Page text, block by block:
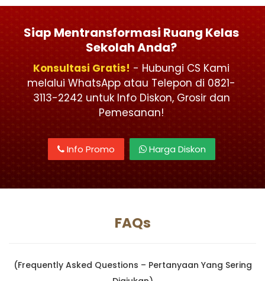
Siap Mentransformasi Ruang Kelas
Sekolah Anda?
Konsultasi Gratis! - Hubungi CS Kami
melalui WhatsApp atau Telepon di 0821-
3113-2242 untuk Info Diskon, Grosir dan
Pemesanan!
Info Promo Harga Diskon
FAQs
(Frequently Asked Questions – Pertanyaan Yang Sering